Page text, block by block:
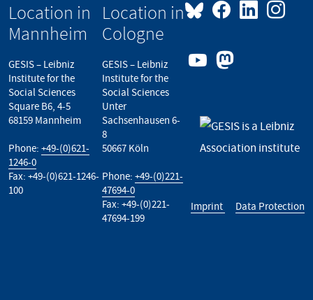
Location in
Mannheim
GESIS – Leibniz
Institute for the
Social Sciences
Square B6, 4-5
68159 Mannheim
Phone: +49-(0)621-
1246-0
Fax: +49-(0)621-1246-
100
Location in
Cologne
GESIS – Leibniz
Institute for the
Social Sciences
Unter
Sachsenhausen 6-
8
50667 Köln
Phone:+49-(0)221-
47694-0
Fax: +49-(0)221-
47694-199
Imprint Data Protection